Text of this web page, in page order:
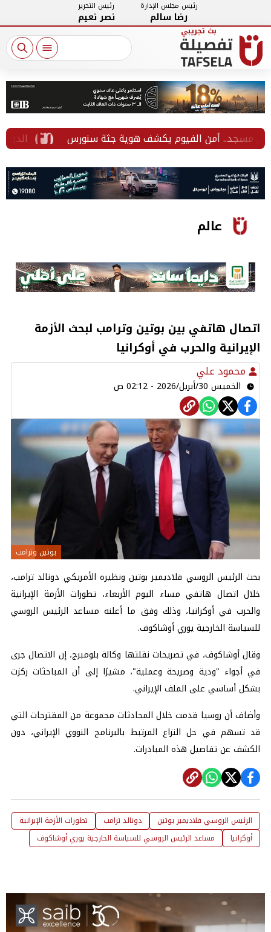
رئيس مجلس الإدارة
رضا سالم
رئيس التحرير
نصر نعيم
الدولار مسجد.. أمن الفيوم يكشف هوية جثة سنورس
عالم
اتصال هاتفي بين بوتين وترامب لبحث الأزمة
الإيرانية والحرب في أوكرانيا
محمود علي
الخميس 30/أبريل/2026 - 02:12 ص
بوتين وترامب
بحث الرئيس الروسي فلاديمير بوتين ونظيره الأمريكي دونالد ترامب،
خلال اتصال هاتفي مساء اليوم الأربعاء، تطورات الأزمة الإيرانية
والحرب في أوكرانيا، وذلك وفق ما أعلنه مساعد الرئيس الروسي
للسياسة الخارجية يوري أوشاكوف.
وقال أوشاكوف، في تصريحات نقلتها وكالة بلومبرج، إن الاتصال جرى
في أجواء "ودية وصريحة وعملية"، مشيرًا إلى أن المباحثات ركزت
بشكل أساسي على الملف الإيراني.
وأضاف أن روسيا قدمت خلال المحادثات مجموعة من المقترحات التي
قد تسهم في حل النزاع المرتبط بالبرنامج النووي الإيراني، دون
الكشف عن تفاصيل هذه المبادرات.
الرئيس الروسي فلاديمير بوتين دونالد ترامب
تطورات الأزمة الإيرانية
أوكرانيا
مساعد الرئيس الروسي للسياسة الخارجية يوري أوشاكوف